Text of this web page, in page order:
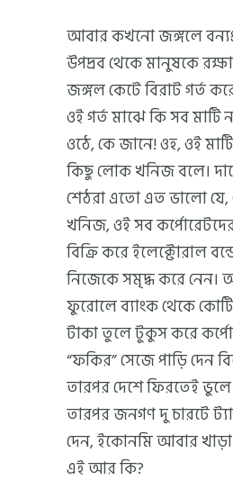
আবার কখনো জঙ্গলে
উপদ্রব থেকে মানুষকে
জঙ্গল কেটে বিরাট গর্ত
ওই গর্ত মাঝে কি সব মাটি
ওঠে, কে জানে! ওহ, ওই
কিছু লোক খনিজ বলে।
শেঠরা এতো এত ভালো যে,
খনিজ, ওই সব
বিক্রি করে ইলেক্টোরাল
নিজেকে সমৃদ্ধ করে
ফুরোলে ব্যাংক থেকে
টাকা তুলে টুকুস করে
“ফকির” সেজে পাড়ি দেন
তারপর দেশে ফিরতেই
তারপর জনগণ দু চারটে
দেন, ইকোনমি আবার খাড়া
এই আর কি?